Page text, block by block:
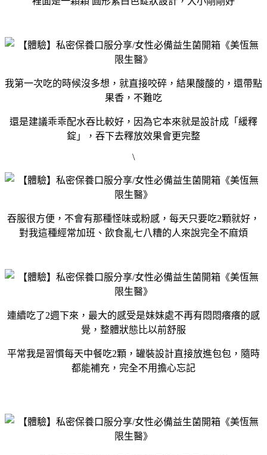
我第一次吃的時候沒多想，就直接咬碎，結果酸酸的，還帶點
果香，不難吃
還是建議乖乖配水吞比較好，因為它本來就是設計成「緩釋
錠」，吞下去釋放效果會更完整
\
吞服很方便，不會有那種怪味或粉感，每天只要吃2顆就好，
對我這種經常加班、飲食亂七八糟的人來說完全不麻煩
連續吃了2週下來，最大的感受是妹妹處不再有悶悶癢癢的感
覺，整體狀態比以前舒服
平常我是習慣每天中餐吃2顆，罐裝設計直接放進包包，隨時
都能補充，完全不用擔心忘記